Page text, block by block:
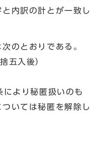
内訳の計とが一致し
のとおりである。
五入後）
より秘匿扱いのも
いては秘匿を解除し